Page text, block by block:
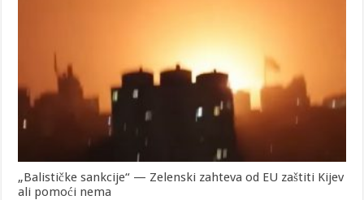
„Balističke sankcije“ — Zelenski zahteva od EU zaštiti Kijev
ali pomoći nema